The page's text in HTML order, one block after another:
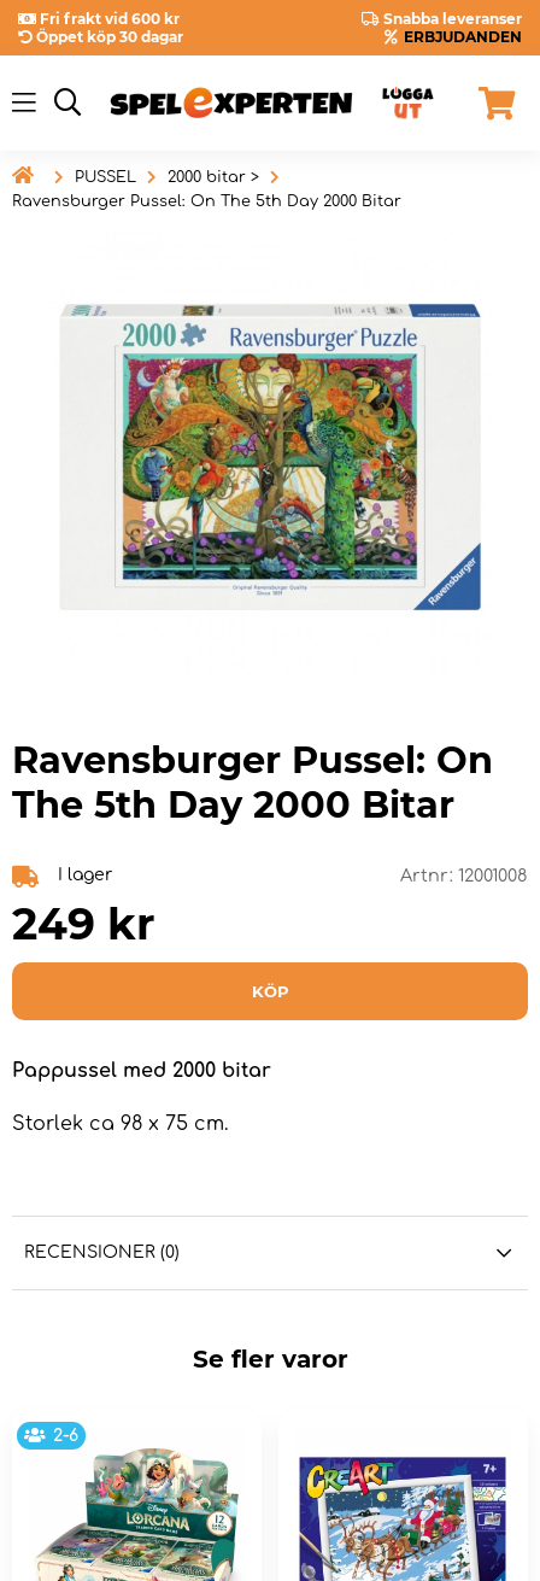
Fri frakt vid 600 kr
Snabba leveranser
Öppet köp 30 dagar
ERBJUDANDEN
 PUSSEL
2000 bitar >
Ravensburger Pussel: On The 5th Day 2000 Bitar
Ravensburger Pussel: On
The 5th Day 2000 Bitar
I lager Artnr: 12001008
249 kr
KÖP
Pappussel med 2000 bitar
Storlek ca 98 x 75 cm.
RECENSIONER (0)
Se fler varor
2-6